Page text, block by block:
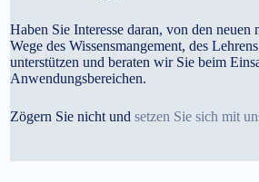
Haben Sie Interesse daran, von den
Wege des Wissensmangement, des
unterstützen und beraten wir Sie beim
Anwendungsbereichen.
Zögern Sie nicht und setzen Sie sich mit